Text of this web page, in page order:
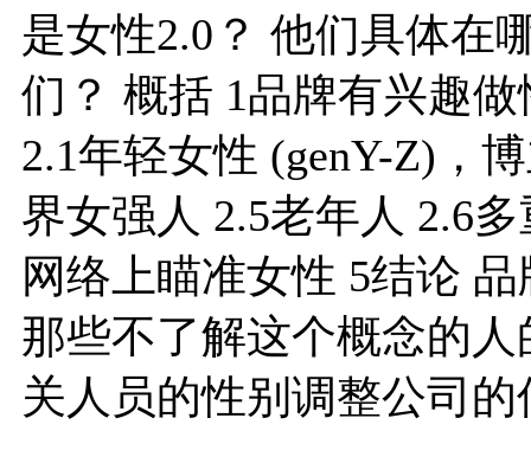
是女性2.0？ 他们具体在
们？ 概括 1品牌有兴趣
2.1年轻女性 (genY-Z)，
界女强人 2.5老年人 2.6
网络上瞄准女性 5结论
那些不了解这个概念的
关人员的性别调整公司